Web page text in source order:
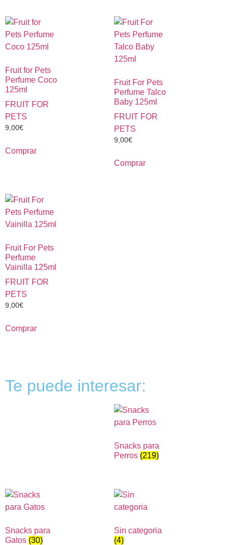
Fruit for Pets
Perfume Coco
125ml
FRUIT FOR
PETS
9,00€
Comprar
Fruit For Pets
Perfume Talco
Baby 125ml
FRUIT FOR
PETS
9,00€
Comprar
Fruit For Pets
Perfume
Vainilla 125ml
FRUIT FOR
PETS
9,00€
Comprar
Te puede interesar:
Snacks para
Perros (219)
Snacks para
Gatos (30)
Sin categoria
(4)